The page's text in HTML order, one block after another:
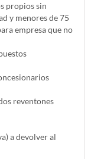
propios sin
y menores de 75
empresa que no
reventones
a devolver al